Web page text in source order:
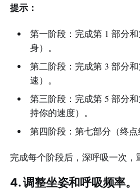
提示：
第一阶段：完成第 1 部分
身）。
第二阶段：完成第 3 部分
速）。
第三阶段：完成第 5 部分
持你的速度）。
第四阶段：第七部分（终点
完成每个阶段后，深呼吸一次，
4. 调整坐姿和呼吸频率。